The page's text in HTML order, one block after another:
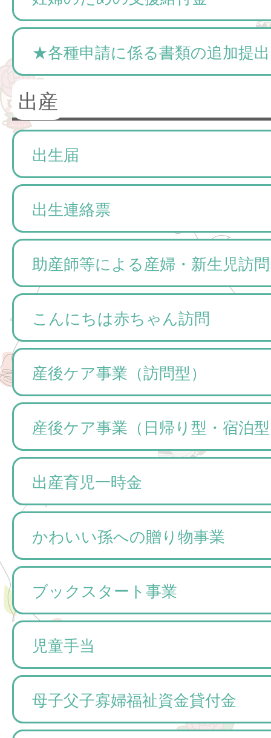
★各種申請に係る書類の追加提
出産
出生届
出生連絡票
助産師等による産婦・新生児訪問
こんにちは赤ちゃん訪問
産後ケア事業（訪問型）
産後ケア事業（日帰り型・宿泊
出産育児一時金
かわいい孫への贈り物事業
ブックスタート事業
児童手当
母子父子寡婦福祉資金貸付金